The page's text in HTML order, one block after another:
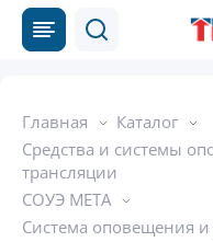
Главная
Каталог
Средства и системы
трансляции
СОУЭ МЕТА
Система оповещения